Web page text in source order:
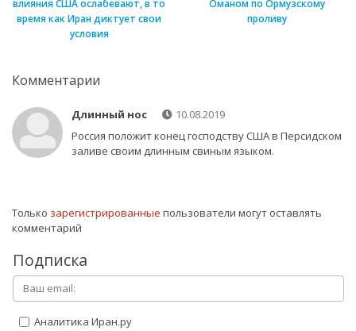
влияния США ослабевают, в то
время как Иран диктует свои
условия
Оманом по Ормузскому
проливу
Комментарии
Длинный нос
10.08.2019
Россия положит конец господству США в Персидском
заливе своим длинным свиным языком.
Только зарегистрированные пользователи могут оставлять
комментарий
Подписка
Аналитика Иран.ру